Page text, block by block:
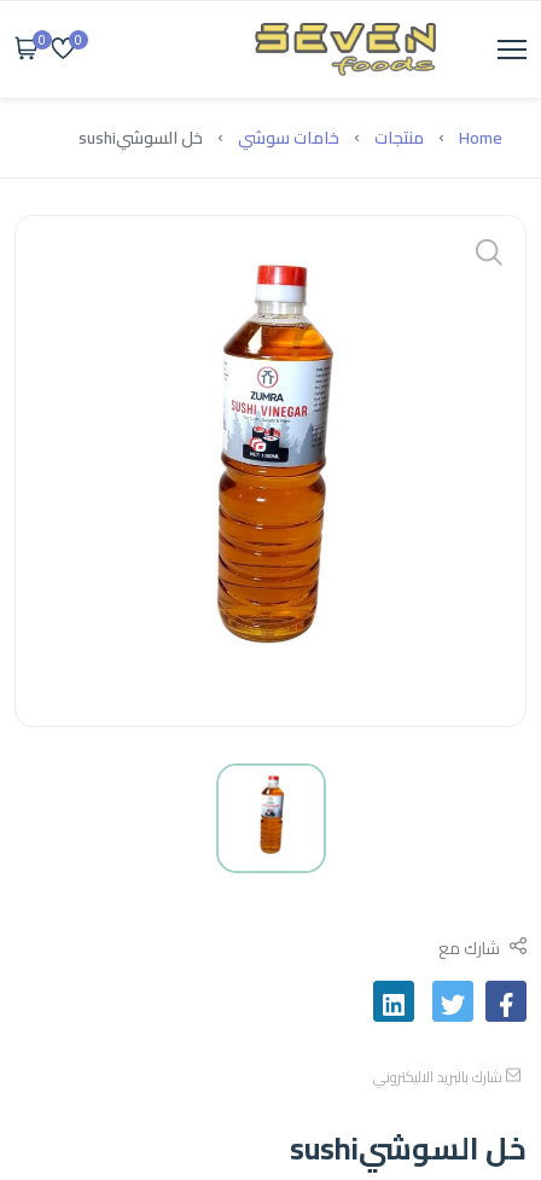
0
0
Home منتجات خامات سوشي خل السوشيsushi
شارك مع
شارك بالبريد الاليكتروني
خل السوشيsushi